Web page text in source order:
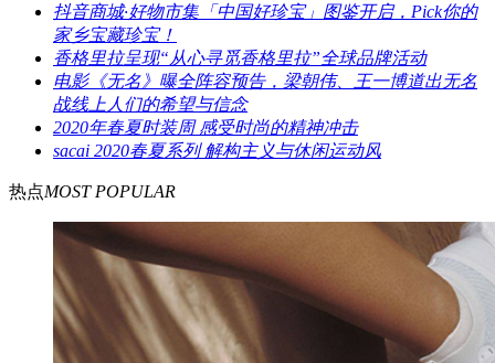
抖音商城·好物市集「中国好珍宝」图鉴开启，Pick你的
家乡宝藏珍宝！
香格里拉呈现“从心寻觅香格里拉”全球品牌活动
电影《无名》曝全阵容预告，梁朝伟、王一博道出无名
战线上人们的希望与信念
2020年春夏时装周 感受时尚的精神冲击
sacai 2020春夏系列 解构主义与休闲运动风
热点MOST POPULAR